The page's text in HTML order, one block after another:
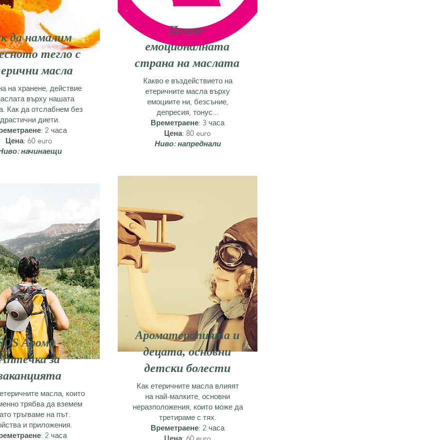
да намалим
тегло с
масла
на хранене, действие
върху нашата
Как да отслабнем без
драстични диети.
: 2 часа
Цена: 60 euro
начинаещи
Арома -
за
масла, които
трябва да вземем
тръгваме на път.
и приложения.
: 2 часа
Психо-
емоционалната
страна на маслата
Какво е въздействието на
етеричните масла върху
емоциите ни, безсъние,
депресия, тонус...
Времетраене: 3 часа
Цена: 80 euro
Ниво: напреднали
Ароматерапията и
децата, основни
детски болести
Как етеричните масла влияят
на най-малките, основни
неразположения, които може да
третираме с тях.
Времетраене: 2 часа
Цена: 60 euro